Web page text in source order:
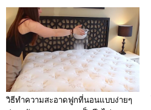
วิธีทำความสะอาดฟูกที่นอนแบบง่ายๆ